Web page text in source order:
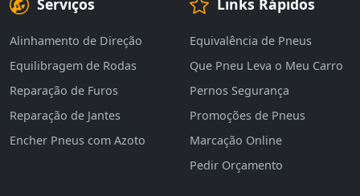
Serviços
Alinhamento de Direção
Equilibragem de Rodas
Reparação de Furos
Reparação de Jantes
Encher Pneus com Azoto
Links Rápidos
Equivalência de Pneus
Que Pneu Leva o Meu Carro
Pernos Segurança
Promoções de Pneus
Marcação Online
Pedir Orçamento